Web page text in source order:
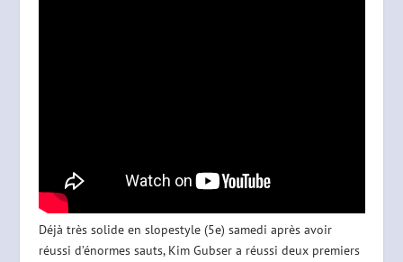
Déjà très solide en slopestyle (5e) samedi après avoir
réussi d’énormes sauts, Kim Gubser a réussi deux premiers